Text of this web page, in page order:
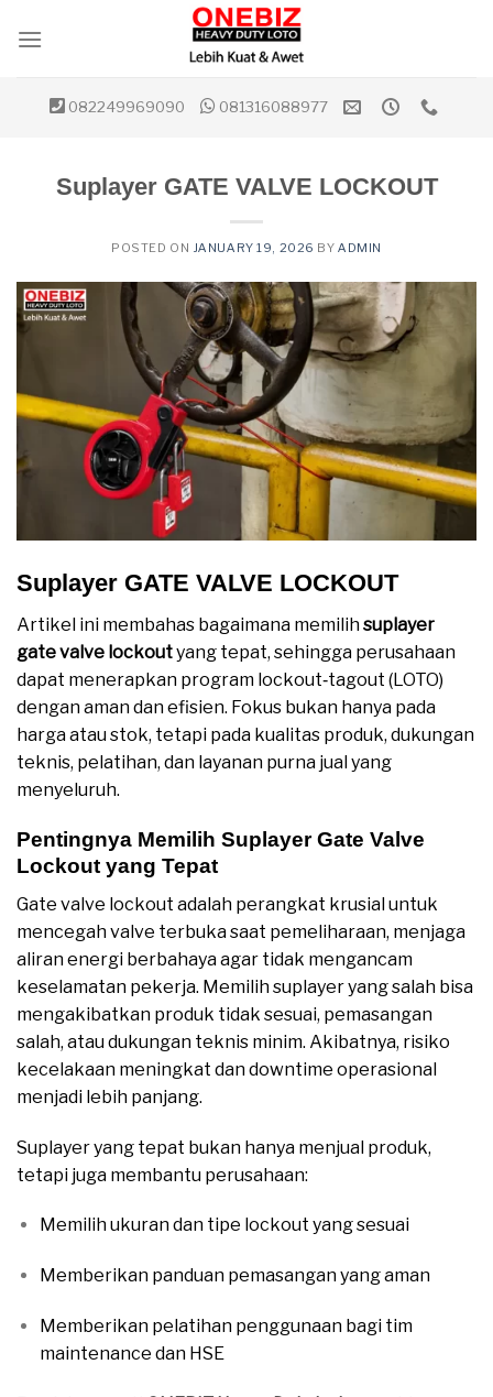
082249969090 081316088977
Suplayer GATE VALVE LOCKOUT
POSTED ON JANUARY 19, 2026 BY ADMIN
Suplayer GATE VALVE LOCKOUT
Artikel ini membahas bagaimana memilihsuplayer
gate valve lockoutyang tepat, sehingga perusahaan
dapat menerapkan program lockout‑tagout (LOTO)
dengan aman dan efisien. Fokus bukan hanya pada
harga atau stok, tetapi pada kualitas produk, dukungan
teknis, pelatihan, dan layanan purna jual yang
menyeluruh.
Pentingnya Memilih Suplayer Gate Valve
Lockout yang Tepat
Gate valve lockout adalah perangkat krusial untuk
mencegah valve terbuka saat pemeliharaan, menjaga
aliran energi berbahaya agar tidak mengancam
keselamatan pekerja. Memilih suplayer yang salah bisa
mengakibatkan produk tidak sesuai, pemasangan
salah, atau dukungan teknis minim. Akibatnya, risiko
kecelakaan meningkat dan downtime operasional
menjadi lebih panjang.
Suplayer yang tepat bukan hanya menjual produk,
tetapi juga membantu perusahaan:
Memilih ukuran dan tipe lockout yang sesuai
Memberikan panduan pemasangan yang aman
Memberikan pelatihan penggunaan bagi tim
maintenance dan HSE